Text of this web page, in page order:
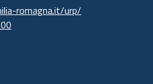
romagna.it/urp/